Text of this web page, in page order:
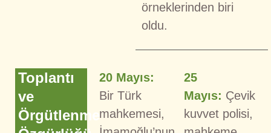
örneklerinden biri
oldu.
Toplantı
ve
Örgütlenme
20 Mayıs:
Bir Türk
mahkemesi,
25
Mayıs: Çevik
kuvvet polisi,